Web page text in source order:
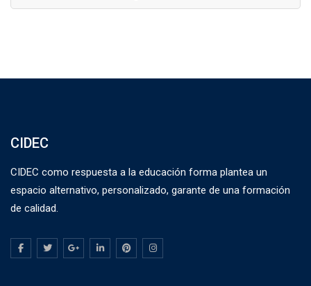
CIDEC
CIDEC como respuesta a la educación forma plantea un
espacio alternativo, personalizado, garante de una formación
de calidad.